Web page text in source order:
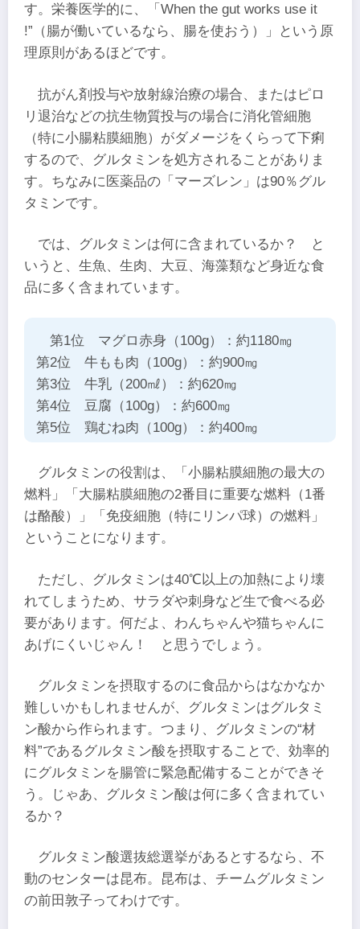
す。栄養医学的に、「When the gut works use it
!”（腸が働いているなら、腸を使おう）」という原
理原則があるほどです。
抗がん剤投与や放射線治療の場合、またはピロ
リ退治などの抗生物質投与の場合に消化管細胞
（特に小腸粘膜細胞）がダメージをくらって下痢
するので、グルタミンを処方されることがありま
す。ちなみに医薬品の「マーズレン」は90％グル
タミンです。
では、グルタミンは何に含まれているか？ と
いうと、生魚、生肉、大豆、海藻類など身近な食
品に多く含まれています。
第1位 マグロ赤身（100g）：約1180㎎
第2位 牛もも肉（100g）：約900㎎
第3位 牛乳（200㎖）：約620㎎
第4位 豆腐（100g）：約600㎎
第5位 鶏むね肉（100g）：約400㎎
グルタミンの役割は、「小腸粘膜細胞の最大の
燃料」「大腸粘膜細胞の2番目に重要な燃料（1番
は酪酸）」「免疫細胞（特にリンパ球）の燃料」
ということになります。
ただし、グルタミンは40℃以上の加熱により壊
れてしまうため、サラダや刺身など生で食べる必
要があります。何だよ、わんちゃんや猫ちゃんに
あげにくいじゃん！ と思うでしょう。
グルタミンを摂取するのに食品からはなかなか
難しいかもしれませんが、グルタミンはグルタミ
ン酸から作られます。つまり、グルタミンの“材
料”であるグルタミン酸を摂取することで、効率的
にグルタミンを腸管に緊急配備することができそ
う。じゃあ、グルタミン酸は何に多く含まれてい
るか？
グルタミン酸選抜総選挙があるとするなら、不
動のセンターは昆布。昆布は、チームグルタミン
の前田敦子ってわけです。